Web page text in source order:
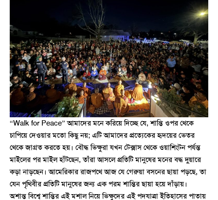
“Walk for Peace” আমাদের মনে করিয়ে দিচ্ছে যে, শান্তি ওপর থেকে
চাপিয়ে দেওয়ার মতো কিছু নয়; এটি আমাদের প্রত্যেকের হৃদয়ের ভেতর
থেকে জাগ্রত করতে হয়। বৌদ্ধ ভিক্ষুরা যখন টেক্সাস থেকে ওয়াশিংটন পর্যন্ত
মাইলের পর মাইল হাঁটছেন, তাঁরা আসলে প্রতিটি মানুষের মনের বদ্ধ দুয়ারে
কড়া নাড়ছেন। আমেরিকার রাজপথে আজ যে গেরুয়া বসনের ছায়া পড়ছে, তা
যেন পৃথিবীর প্রতিটি মানুষের জন্য এক পরম শান্তির ছায়া হয়ে দাঁড়ায়।
অশান্ত বিশ্বে শান্তির এই মশাল নিয়ে ভিক্ষুদের এই পদযাত্রা ইতিহাসের পাতায়